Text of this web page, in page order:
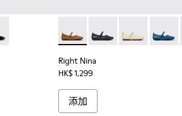
皮鞋。
裝啡色磨砂革鞋。
004 002
Myra - K201802-001Right Nina - K201365-030 -
Right Nina -Right Nina -
Right
Right Nina
HK$ 1,299
添加